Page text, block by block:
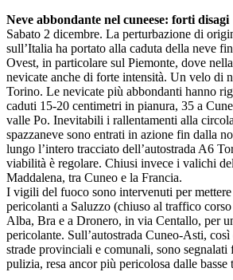
Neve abbondante nel cuneese: forti disagi
Sabato 2 dicembre. La perturbazione di
sull’Italia ha portato alla caduta della neve
Ovest, in particolare sul Piemonte, dove
nevicate anche di forte intensità. Un velo di
Torino. Le nevicate più abbondanti hanno
caduti 15-20 centimetri in pianura, 35 a
valle Po. Inevitabili i rallentamenti alla
spazzaneve sono entrati in azione fin dalla
lungo l’intero tracciato dell’autostrada A6
viabilità è regolare. Chiusi invece i valichi
Maddalena, tra Cuneo e la Francia.
I vigili del fuoco sono intervenuti per
pericolanti a Saluzzo (chiuso al traffico
Alba, Bra e a Dronero, in via Centallo, per
pericolante. Sull’autostrada Cuneo-Asti,
strade provinciali e comunali, sono segnalati
pulizia, resa ancor più pericolosa dalle basse